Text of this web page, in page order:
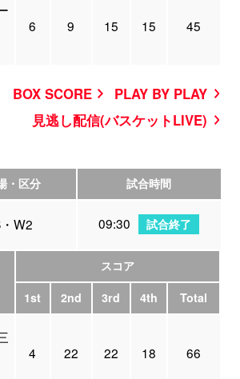
6 9 15 15 45
BOX SCORE
PLAY BY PLAY
見逃し配信(バスケットLIVE)
・区分 試合時間
W2 09:30 試合終了
スコア
1st
2nd 3rd 4th Total
4 22 22 18 66